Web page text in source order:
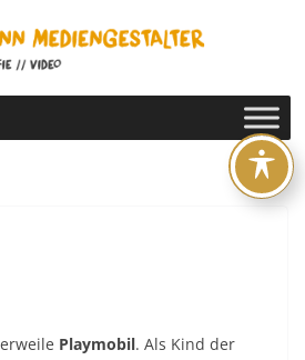
Playmobil. Als Kind der